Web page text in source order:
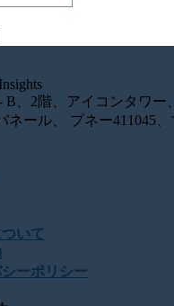
B、2階、アイコンタワー
ネール、 プネー411045
いて
ーポリシー